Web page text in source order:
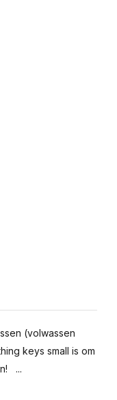
(volwassen
keys small is om
...